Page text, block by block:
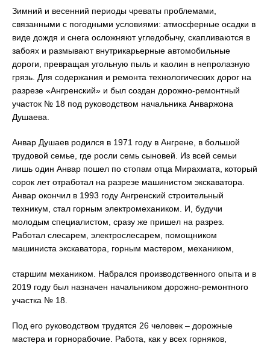
Зимний и весенний периоды чреваты проблемами,
связанными с погодными условиями: атмосферные осадки в
виде дождя и снега осложняют угледобычу, скапливаются в
забоях и размывают внутрикарьерные автомобильные
дороги, превращая угольную пыль и каолин в непролазную
грязь. Для содержания и ремонта технологических дорог на
разрезе «Ангренский» и был создан дорожно-ремонтный
участок № 18 под руководством начальника Анваржона
Душаева.
Анвар Душаев родился в 1971 году в Ангрене, в большой
трудовой семье, где росли семь сыновей. Из всей семьи
лишь один Анвар пошел по стопам отца Мирахмата, который
сорок лет отработал на разрезе машинистом экскаватора.
Анвар окончил в 1993 году Ангренский строительный
техникум, стал горным электромехаником. И, будучи
молодым специалистом, сразу же пришел на разрез.
Работал слесарем, электрослесарем, помощником
машиниста экскаватора, горным мастером, механиком,
старшим механиком. Набрался производственного опыта и в
2019 году был назначен начальником дорожно-ремонтного
участка № 18.
Под его руководством трудятся 26 человек – дорожные
мастера и горнорабочие. Работа, как у всех горняков,